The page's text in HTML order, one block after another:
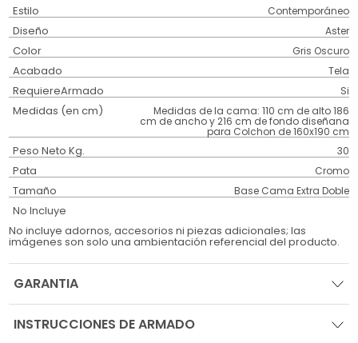
Estilo Contemporáneo
Diseño Aster
Color Gris Oscuro
Acabado Tela
RequiereArmado Si
Medidas (en cm) Medidas de la cama: 110 cm de alto 186
cm de ancho y 216 cm de fondo diseñana
para Colchon de 160x190 cm
Peso Neto Kg. 30
Pata Cromo
Tamaño Base Cama Extra Doble
No Incluye
No incluye adornos, accesorios ni piezas adicionales; las
imágenes son solo una ambientación referencial del producto.
GARANTIA
INSTRUCCIONES DE ARMADO